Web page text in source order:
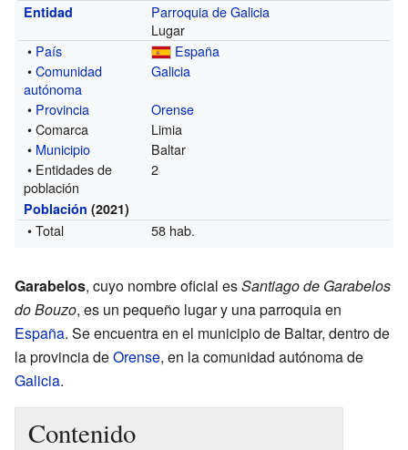
Entidad
Parroquia de Galicia
Lugar
• País
España
•Comunidad
autónoma
Galicia
• Provincia
Orense
• Comarca
Limia
• Municipio
Baltar
• Entidades de
población
2
Población (2021)
• Total 58 hab.
Garabelos, cuyo nombre oficial esSantiago de Garabelos
do Bouzo, es un pequeño lugar y una parroquia en
España. Se encuentra en el municipio de Baltar, dentro de
la provincia deOrense, en la comunidad autónoma de
Galicia.
Contenido